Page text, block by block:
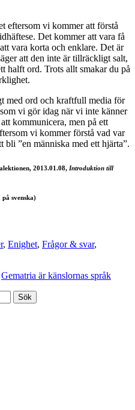
eftersom vi kommer att förstå
Det kommer att vara få
vara korta och enklare. Det är
att den inte är tillräckligt salt,
halft ord. Trots allt smakar du på
med ord och kraftfull media för
vi gör idag när vi inte känner
kommunicera, men på ett
vi kommer förstå vad var
bli ”en människa med ett hjärta”.
2013.01.08, Introduktion till
på svenska)
, Enighet, Frågor & svar,
Gematria är känslornas språk